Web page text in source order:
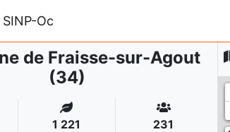
Oc
de Fraisse-sur-Agout
(34)
1 221
231